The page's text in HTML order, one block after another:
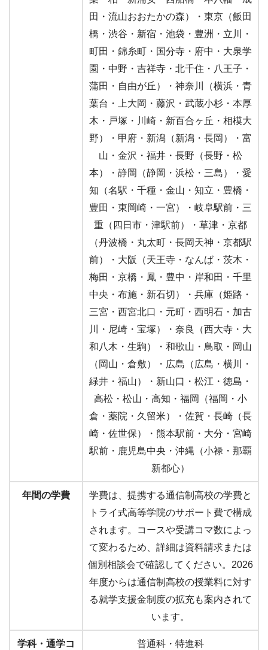
田・流山おおたかの森）・東京（飯田
橋・渋谷・新宿・池袋・豊洲・立川・
町田・錦糸町・国分寺・府中・大泉学
園・中野・吉祥寺・北千住・八王子・
蒲田・自由が丘）・神奈川（横浜・青
葉台・上大岡・藤沢・武蔵小杉・本厚
木・戸塚・川崎・新百合ヶ丘・相模大
野）・甲府・新潟（新潟・長岡）・富
山・金沢・福井・長野（長野・松
本）・静岡（静岡・浜松・三島）・愛
知（名駅・千種・金山・知立・豊橋・
豊田・東岡崎・一宮）・岐阜駅前・三
重（四日市・津駅前）・草津・京都
（丹波橋・丸太町・長岡天神・京都駅
前）・大阪（天王寺・なんば・茨木・
梅田・京橋・鳳・豊中・岸和田・千里
中央・布施・新石切）・兵庫（姫路・
三宮・西宮北口・元町・西明石・加古
川・尼崎・宝塚）・奈良（西大寺・大
和八木・生駒）・和歌山・鳥取・岡山
（岡山・倉敷）・広島（広島・横川・
緑井・福山）・新山口・松江・徳島・
高松・松山・高知・福岡（福岡・小
倉・薬院・久留米）・佐賀・長崎（長
崎・佐世保）・熊本駅前・大分・宮崎
駅前・鹿児島中央・沖縄（小禄・那覇
新都心）
年間の学費
学費は、提携する通信制高校の学費と
トライ式高等学院のサポート費で構成
されます。コースや受講コマ数によっ
て変わるため、詳細は資料請求または
個別相談会で確認してください。2026
年度からは通信制高校の授業料に対す
る就学支援金制度の拡充も案内されて
います。
学科・通学コ
普通科・特進科